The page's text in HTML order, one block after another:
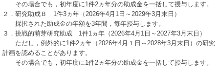
その場合でも，初年度に1件2ヵ年分の助成金を一括して授与します。
２．研究助成Ｂ 1件3ヵ年（2026年4月1日～2029年3月末日）
採択された助成金の年額を3年間，毎年授与します。
３．挑戦的萌芽研究助成 1件1ヵ年（2026年4月1日～2027年3月末日）
ただし，例外的に1件2ヵ年（2026年4月１日～2028年3月末日）の研究
計画を認めることがあります。
その場合でも，初年度に1件2ヵ年分の助成金を一括して授与します。